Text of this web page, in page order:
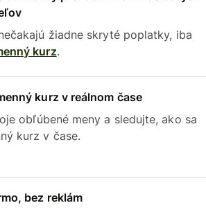
žiadne skryté poplatky, iba
kurz.
kurz v reálnom čase
obľúbené meny a sledujte, ako sa
kurz v čase.
bez reklám